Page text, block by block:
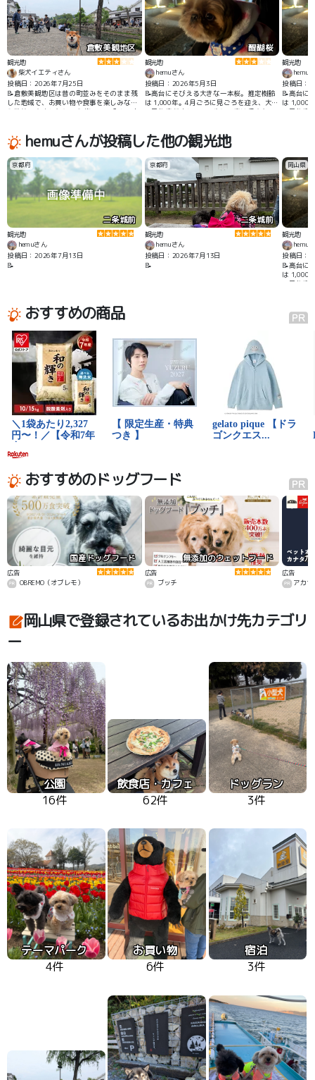
倉敷美観地区
観光地
柴犬イエティさん
投稿日：2026年7月25日
📝倉敷美観地区は昔の町並みをそのまま残
した地域で、お買い物や食事を楽しみなが
ら散策できました🐾☺️🐶 抱っこで入れるお
醍醐桜
観光地
hemuさん
投稿日：2026年5月3日
📝高台にそびえる大きな一本桜。推定樹齢
は 1,000年。4月ごろに見ごろを迎え、大勢
の見物客が訪れる。一生に一度は行きたい
観光地
hemu
投稿日：
📝高台に
は 1,000
の見物客
hemuさんが投稿した他の観光地
京都府
二条城前
観光地
hemuさん
投稿日：2026年7月13日
📝
京都府
二条城前
観光地
hemuさん
投稿日：2026年7月13日
📝
岡山県
観光地
hemu
投稿日：
📝高台に
は 1,000
の見物客
おすすめの商品
おすすめのドッグフード
国産ドッグフード
広告
OBREMO（オブレモ）
無添加のウェットフード
広告
ブッチ
カ
広告
アカ
岡山県で登録されているお出かけ先カテゴリ
ー
公園
16件
飲食店・カフェ
62件
ドッグラン
3件
テーマパーク
4件
お買い物
6件
宿泊
3件